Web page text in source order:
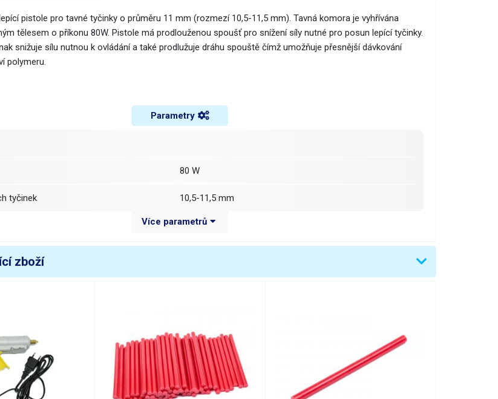
pistole pro tavné tyčinky o průměru 11 mm (rozmezí 10,5-11,5 mm). Tavná komora je vyhřívána
tělesem o příkonu 80W. Pistole má prodlouženou spoušť pro snížení síly nutné pro posun lepící tyčinky.
snižuje sílu nutnou k ovládání a také prodlužuje dráhu spouště čímž umožňuje přesnější dávkování
polymeru.
Parametry
80 W
tyčinek 10,5-11,5 mm
necca 165 °C
230V/50Hz
Více parametrů
zboží